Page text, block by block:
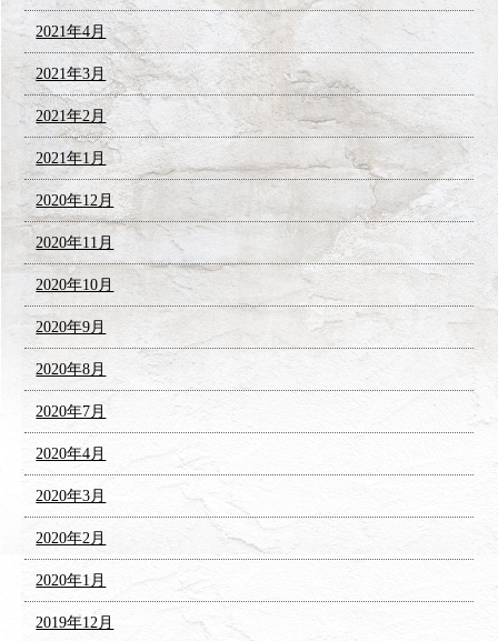
2021年4月
2021年3月
2021年2月
2021年1月
2020年12月
2020年11月
2020年10月
2020年9月
2020年8月
2020年7月
2020年4月
2020年3月
2020年2月
2020年1月
2019年12月